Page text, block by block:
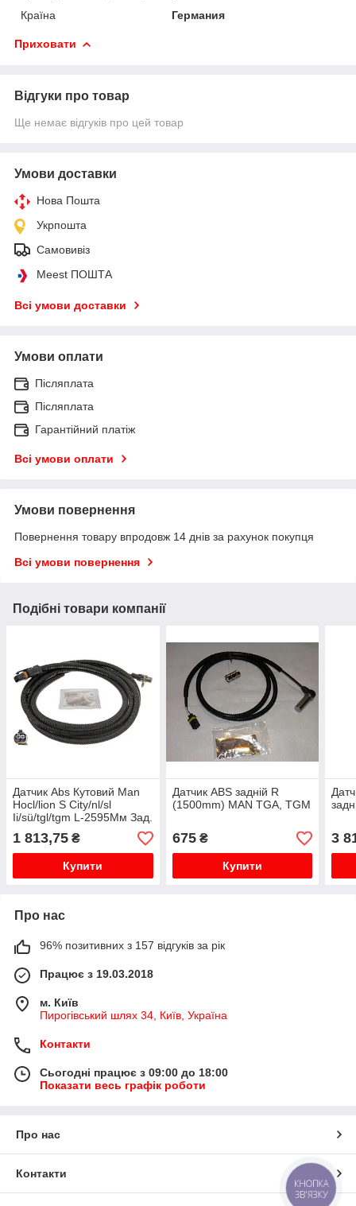
Країна
Германия
Приховати
Відгуки про товар
Ще немає відгуків про цей товар
Умови доставки
Нова Пошта
Укрпошта
Самовивіз
Meest ПОШТА
Всі умови доставки
Умови оплати
Післяплата
Післяплата
Гарантійний платіж
Всі умови оплати
Умови повернення
Повернення товару впродовж 14 днів за рахунок покупця
Всі умови повернення
Подібні товари компанії
Датчик Abs Кутовий Man
Hocl/lion S City/nl/sl
Ii/sü/tgl/tgm L-2595Мм Зад.
Прав.
1 813,75 ₴
Купити
Датчик ABS задній R
(1500mm) MAN TGA, TGM
675₴
Купити
3
Про нас
96% позитивних з 157 відгуків за рік
Працює з 19.03.2018
м. Київ
Пирогівський шлях 34, Київ, Україна
Контакти
Сьогодні працює з 09:00 до 18:00
Показати весь графік роботи
Про нас
Контакти
КНОПКА
ЗВ'ЯЗКУ